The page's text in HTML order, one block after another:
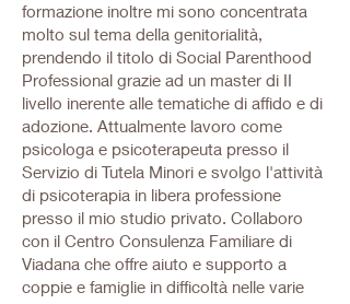
formazione inoltre mi sono concentrata
molto sul tema della genitorialità,
prendendo il titolo di Social Parenthood
Professional grazie ad un master di II
livello inerente alle tematiche di affido e di
adozione. Attualmente lavoro come
psicologa e psicoterapeuta presso il
Servizio di Tutela Minori e svolgo l'attività
di psicoterapia in libera professione
presso il mio studio privato. Collaboro
con il Centro Consulenza Familiare di
Viadana che offre aiuto e supporto a
coppie e famiglie in difficoltà nelle varie